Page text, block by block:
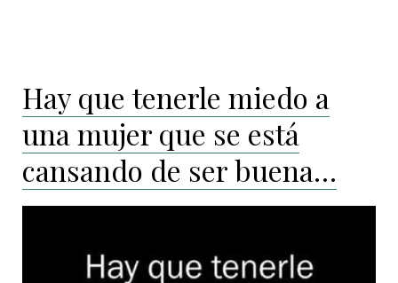
Hay que tenerle miedo a
una mujer que se está
cansando de ser buena…